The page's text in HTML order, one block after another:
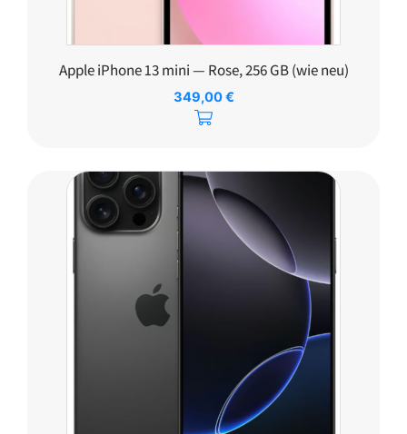
Apple iPhone 13 mini — Rose, 256 GB (wie neu)
349,00€